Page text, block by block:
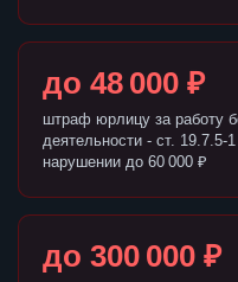
до 48 000 ₽
штраф юрлицу за работу
деятельности - ст.
нарушении до 60 000 ₽
до 300 000 ₽